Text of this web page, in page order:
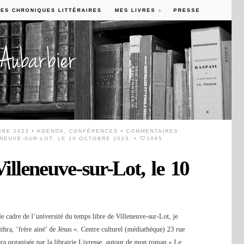
CHRONIQUES LITTÉRAIRES MES LIVRES PRESSE
2023 •AGENDA ,CONFÉRENCES •COMMENTAIRES
SUR-LOT, LE 10 OCTOBRE 2023. • 1095
sur-Lot, le 10
cadre de l’université du temps libre de Villeneuve-sur-Lot, je
‘frère ainé’ de Jésus ». Centre culturel (médiathèque) 23 rue
organisée par la librairie Livresse, autour de mon roman « Le